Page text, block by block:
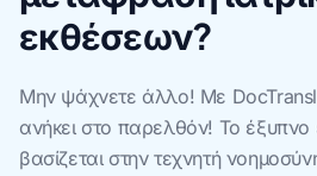
εκθέσεων?
Μην ψάχνετε άλλο! Με
ανήκει στο παρελθόν! Το
βασίζεται στην τεχνητή